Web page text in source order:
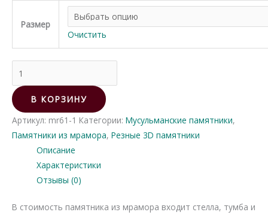
Размер
Очистить
товара
Памятник
из
мрамора
В КОРЗИНУ
Артикул: mr61-1 Категории: Мусульманские памятники,
Памятники из мрамора, Резные 3D памятники
Описание
Характеристики
Отзывы (0)
В стоимость памятника из мрамора входит стелла, тумба и